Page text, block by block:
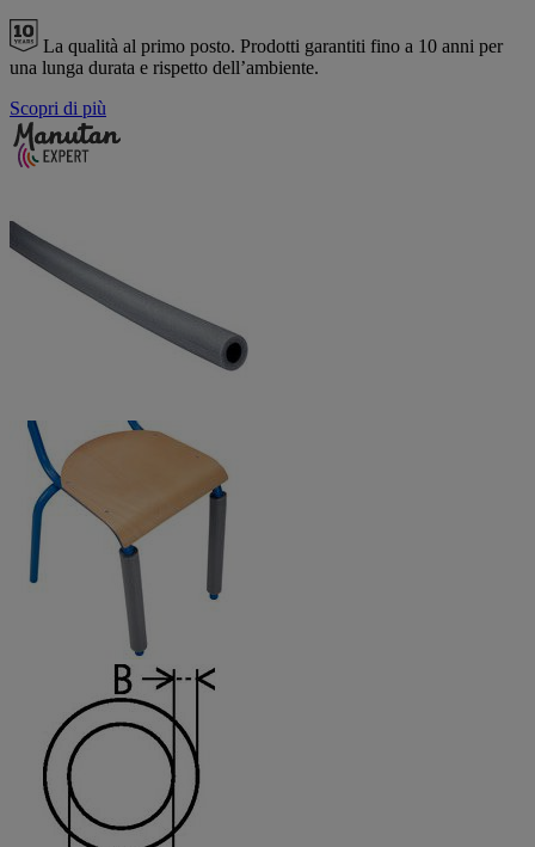
La qualità al primo posto. Prodotti garantiti fino a 10 anni per
una lunga durata e rispetto dell’ambiente.
Scopri di più